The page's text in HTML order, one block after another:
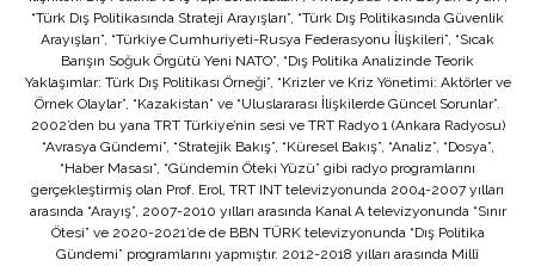
“Türk Dış Politikasında Strateji Arayışları”, “Türk Dış Politikasında Güvenlik
Arayışları”, “Türkiye Cumhuriyeti-Rusya Federasyonu İlişkileri”, “Sıcak
Barışın Soğuk Örgütü Yeni NATO”, “Dış Politika Analizinde Teorik
Yaklaşımlar: Türk Dış Politikası Örneği”, “Krizler ve Kriz Yönetimi: Aktörler ve
Örnek Olaylar”, “Kazakistan” ve “Uluslararası İlişkilerde Güncel Sorunlar”.
2002’den bu yana TRT Türkiye’nin sesi ve TRT Radyo 1 (Ankara Radyosu)
“Avrasya Gündemi”, “Stratejik Bakış”, “Küresel Bakış”, “Analiz”, “Dosya”,
“Haber Masası”, “Gündemin Öteki Yüzü” gibi radyo programlarını
gerçekleştirmiş olan Prof. Erol, TRT INT televizyonunda 2004-2007 yılları
arasında “Arayış”, 2007-2010 yılları arasında Kanal A televizyonunda “Sınır
Ötesi” ve 2020-2021’de de BBN TÜRK televizyonunda “Dış Politika
Gündemi” programlarını yapmıştır. 2012-2018 yılları arasında Millî